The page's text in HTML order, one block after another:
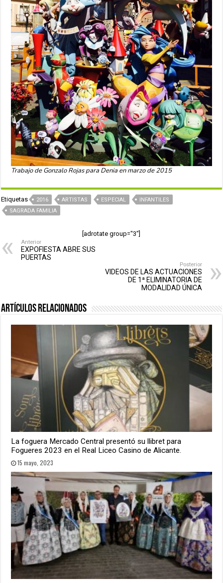
Trabajo de Gonzalo Rojas para Denia en marzo de 2015
Etiquetas 2016 ARTISTAS ESPECIAL
INFANTILES
SAGRADA FAMILIA
[adrotate group="3"]
Anterior
EXPOFIESTA ABRE SUS
PUERTAS
Posterior
VIDEOS DE LAS ACTUACIONES
DE 1ª ELIMINATORIA DE
MODALIDAD ÚNICA
Artículos relacionados
La foguera Mercado Central presentó su llibret para
Fogueres 2023 en el Real Liceo Casino de Alicante.
15 mayo, 2023